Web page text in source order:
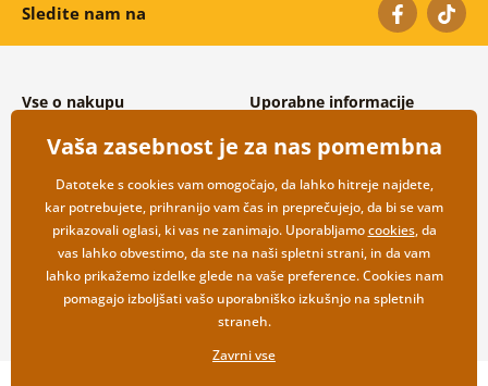
Sledite nam na
Vse o nakupu
Splošni in reklamacijski pogoji
Varovanje osebnih podatkov
Možnosti dostave in plačila
Vračilo blaga
Uporabne informacije
Pogosto zastavljena vprašanja
Kontakti
Veleprodaja
Vaša zasebnost je za nas pomembna
Datoteke s cookies vam omogočajo, da lahko hitreje najdete,
kar potrebujete, prihranijo vam čas in preprečujejo, da bi se vam
prikazovali oglasi, ki vas ne zanimajo. Uporabljamocookies, da
vas lahko obvestimo, da ste na naši spletni strani, in da vam
lahko prikažemo izdelke glede na vaše preference. Cookies nam
pomagajo izboljšati vašo uporabniško izkušnjo na spletnih
straneh.
Zavrni vse